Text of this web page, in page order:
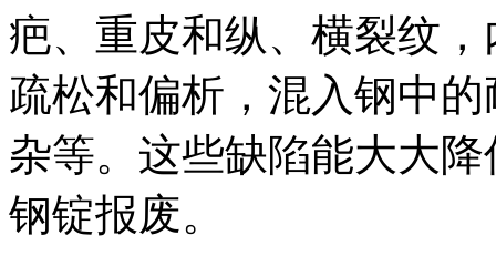
疤、重皮和纵、横裂纹
疏松和偏析，混入钢中
杂等。这些缺陷能大大
钢锭报废。